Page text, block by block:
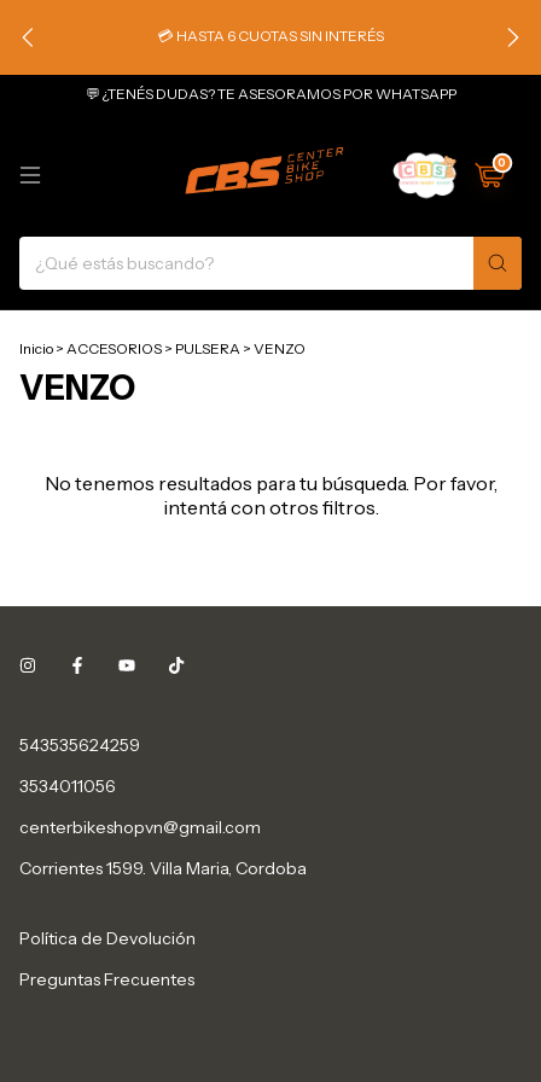
💳 HASTA 6 CUOTAS SIN INTERÉS
💬 ¿TENÉS DUDAS? TE ASESORAMOS POR WHATSAPP
0
Inicio > ACCESORIOS > PULSERA > VENZO
VENZO
No tenemos resultados para tu búsqueda. Por favor,
intentá con otros filtros.
543535624259
3534011056
centerbikeshopvn@gmail.com
Corrientes 1599. Villa Maria, Cordoba
Política de Devolución
Preguntas Frecuentes